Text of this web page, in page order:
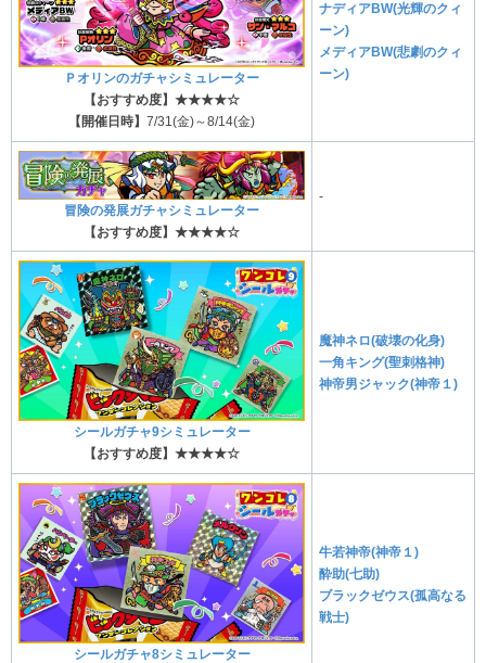
Ｐオリンのガチャシミュレーター
【おすすめ度】★★★★☆
【開催日時】
7/31(金)～8/14(金)
ナディアBW(光輝のクィ
ーン)
メディアBW(悲劇のクィ
ーン)
冒険の発展ガチャシミュレーター
【おすすめ度】★★★★☆
-
シールガチャ9シミュレーター
【おすすめ度】★★★★☆
魔神ネロ(破壊の化身)
一角キング(聖刺格神)
神帝男ジャック(神帝１)
シールガチャ8シミュレーター
牛若神帝(神帝１)
酔助(七助)
ブラックゼウス(孤高なる
戦士)